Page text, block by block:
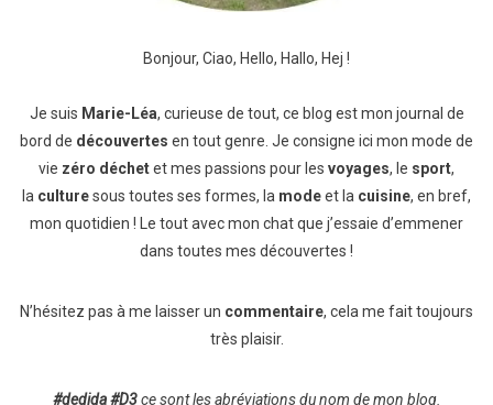
Bonjour, Ciao, Hello, Hallo, Hej !
Je suis Marie-Léa, curieuse de tout, ce blog est mon journal de
bord de découvertes en tout genre. Je consigne ici mon mode de
vie zéro déchetet mes passions pour les voyages, le sport,
la culturesous toutes ses formes, la modeet la cuisine, en bref,
mon quotidien ! Le tout avec mon chat que j’essaie d’emmener
dans toutes mes découvertes !
N’hésitez pas à me laisser un commentaire, cela me fait toujours
très plaisir.
#dedida #D3ce sont les abréviations du nom de mon blog.